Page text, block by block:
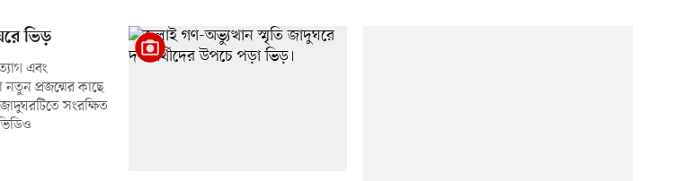
ভিড়
এবং
নতুন প্রজন্মের কাছে
সংরক্ষিত